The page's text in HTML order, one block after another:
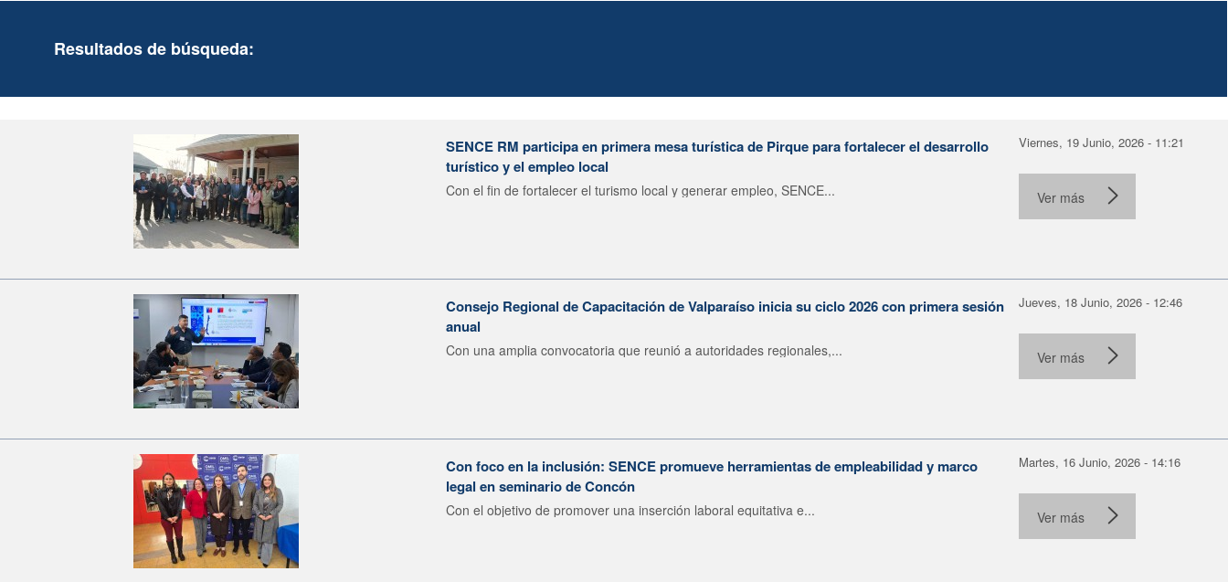
Resultados de búsqueda:
SENCE RM participa en primera mesa turística de Pirque para fortalecer el desarrollo
turístico y el empleo local
Con el fin de fortalecer el turismo local y generar empleo, SENCE...
Viernes, 19 Junio, 2026 - 11:21
Ver más
Consejo Regional de Capacitación de Valparaíso inicia su ciclo 2026 con primera sesión
anual
Con una amplia convocatoria que reunió a autoridades regionales,...
Jueves, 18 Junio, 2026 - 12:46
Ver más
Con foco en la inclusión: SENCE promueve herramientas de empleabilidad y marco
legal en seminario de Concón
Con el objetivo de promover una inserción laboral equitativa e...
Martes, 16 Junio, 2026 - 14:16
Ver más